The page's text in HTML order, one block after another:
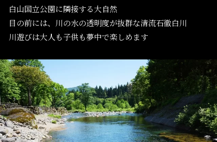
白山国立公園に隣接する大自然
目の前には、川の水の透明度が抜群な清流石徹白川
川遊びは大人も子供も夢中で楽しめます